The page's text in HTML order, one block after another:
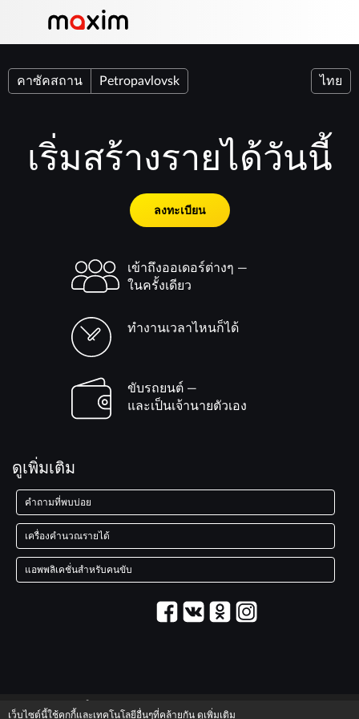
คาซัคสถาน Petropavlovsk ไทย
เริ่มสร้างรายได้วันนี้
ลงทะเบียน
เข้าถึงออเดอร์ต่างๆ —
ในครั้งเดียว
ทำงานเวลาไหนก็ได้
ขับรถยนต์ —
และเป็นเจ้านายตัวเอง
ดูเพิ่มเติม
คำถามที่พบบ่อย
เครื่องคำนวณรายได้
แอพพลิเคชั่นสำหรับคนขับ
เว็บไซต์นี้ใช้คุกกี้และเทคโนโลยีอื่นๆที่คล้ายกัน ดูเพิ่มเติม